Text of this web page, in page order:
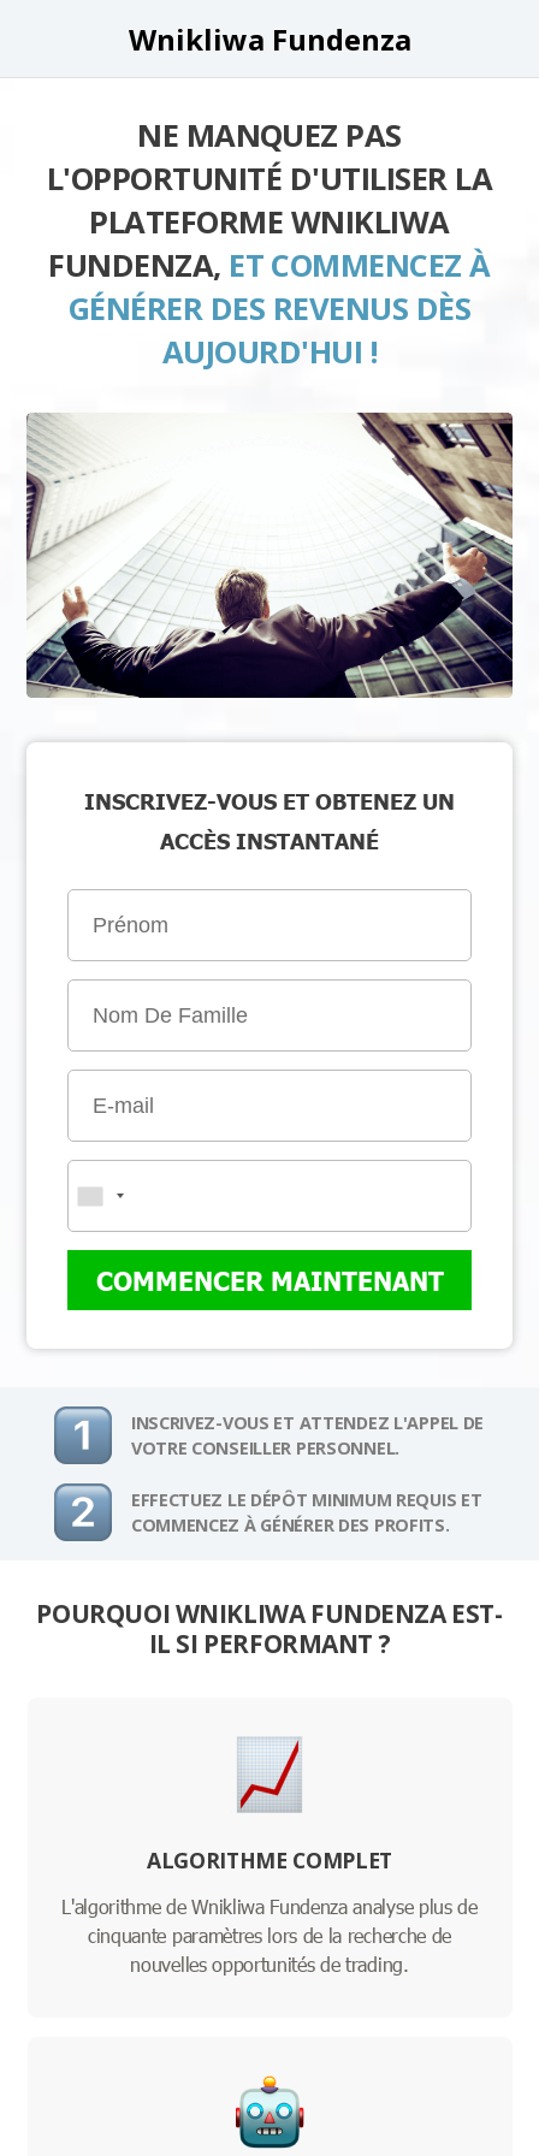
Wnikliwa Fundenza
NE MANQUEZ PAS
L'OPPORTUNITÉ D'UTILISER LA
PLATEFORME WNIKLIWA
FUNDENZA, ET COMMENCEZ À
GÉNÉRER DES REVENUS DÈS
AUJOURD'HUI !
INSCRIVEZ-VOUS ET OBTENEZ UN
ACCÈS INSTANTANÉ
COMMENCER MAINTENANT
INSCRIVEZ-VOUS ET ATTENDEZ L'APPEL DE
VOTRE CONSEILLER PERSONNEL.
EFFECTUEZ LE DÉPÔT MINIMUM REQUIS ET
COMMENCEZ À GÉNÉRER DES PROFITS.
POURQUOI WNIKLIWA FUNDENZA EST-
IL SI PERFORMANT ?
ALGORITHME COMPLET
L'algorithme de Wnikliwa Fundenza analyse plus de
cinquante paramètres lors de la recherche de
nouvelles opportunités de trading.